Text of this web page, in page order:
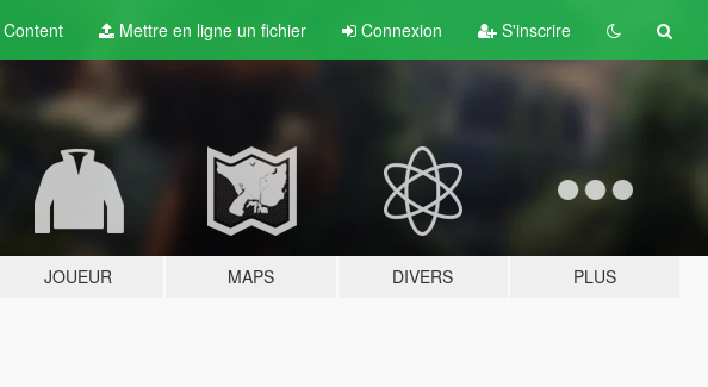
Content Mettre en ligne un fichier Connexion S'inscrire
JOUEUR MAPS DIVERS PLUS